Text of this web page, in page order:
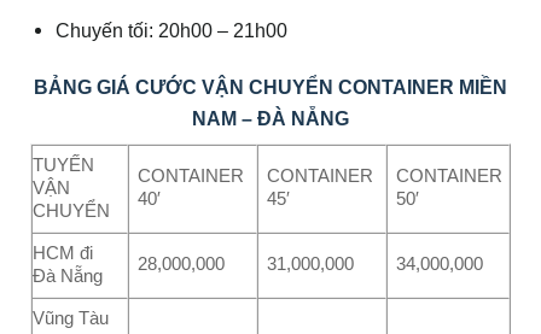
Chuyến tối: 20h00 – 21h00
BẢNG GIÁ CƯỚC VẬN CHUYỂN CONTAINER MIỀN
NAM – ĐÀ NẴNG
TUYẾN
VẬN
CHUYỂN
CONTAINER
40′
CONTAINER
45′
CONTAINER
50′
HCM đi
Đà Nẵng
28,000,000 31,000,000 34,000,000
Vũng Tàu